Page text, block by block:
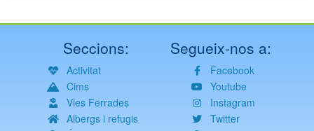
Seccions:
Activitat
Cims
Vies Ferrades
Albergs i refugis
Segueix-nos a:
Facebook
Youtube
Instagram
Twitter